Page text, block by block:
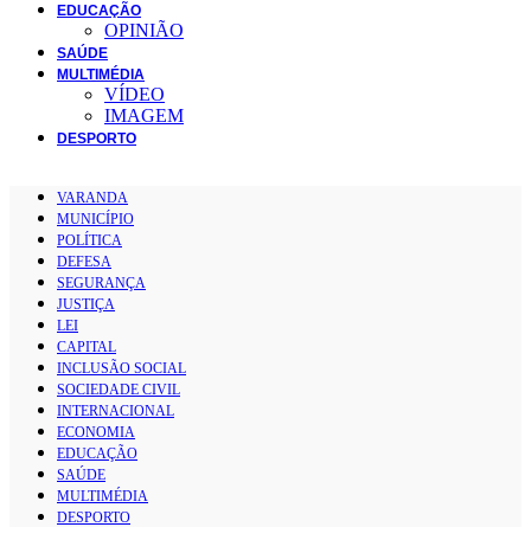
EDUCAÇÃO
OPINIÃO
SAÚDE
MULTIMÉDIA
VÍDEO
IMAGEM
DESPORTO
VARANDA
MUNICÍPIO
POLÍTICA
DEFESA
SEGURANÇA
JUSTIÇA
LEI
CAPITAL
INCLUSÃO SOCIAL
SOCIEDADE CIVIL
INTERNACIONAL
ECONOMIA
EDUCAÇÃO
SAÚDE
MULTIMÉDIA
DESPORTO